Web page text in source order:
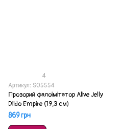
4
Артикул: SO5554
Прозорий фалоімітатор Alive Jelly
Dildo Empire (19,3 см)
869 грн